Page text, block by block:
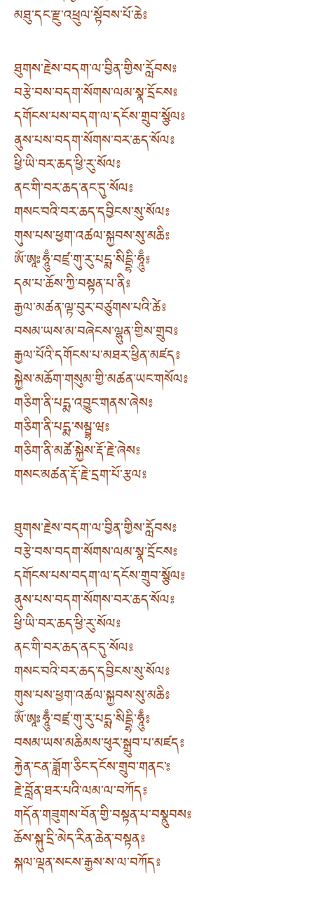
མཐུ་དང་རྫུ་འཕྲུལ་སྟོབས་པོ་ཆེ༔
ཐུགས་རྗེས་བདག་ལ་བྱིན་གྱིས་རློབས༔
བརྩེ་བས་བདག་སོགས་ལམ་སྣ་དྲོངས༔
དགོངས་པས་བདག་ལ་དངོས་གྲུབ་སྩོལ༔
ནུས་པས་བདག་སོགས་བར་ཆད་སོལ༔
ཕྱི་ཡི་བར་ཆད་ཕྱི་རུ་སོལ༔
ནང་གི་བར་ཆད་ནང་དུ་སོལ༔
གསང་བའི་བར་ཆད་དབྱིངས་སུ་སོལ༔
གུས་པས་ཕྱག་འཚལ་སྐྱབས་སུ་མཆི༔
ཨོཾ་ཨཱཿཧཱུྃ་བཛྲ་གུ་རུ་པདྨ་སིདྡྷི་ཧཱུྃ༔
དམ་པ་ཆོས་ཀྱི་བསྟན་པ་ནི༔
རྒྱལ་མཚན་ལྟ་བུར་བཙུགས་པའི་ཚེ༔
བསམ་ཡས་མ་བཞེངས་ལྷུན་གྱིས་གྲུབ༔
རྒྱལ་པོའི་དགོངས་པ་མཐར་ཕྱིན་མཛད༔
སྐྱེས་མཆོག་གསུམ་གྱི་མཚན་ཡང་གསོལ༔
གཅིག་ནི་པདྨ་འབྱུང་གནས་ཞེས༔
གཅིག་ནི་པདྨ་སམྦྷ་ཝ༔
གཅིག་ནི་མཚོ་སྐྱེས་རྡོ་རྗེ་ཞེས༔
གསང་མཚན་རྡོ་རྗེ་དྲག་པོ་རྩལ༔
ཐུགས་རྗེས་བདག་ལ་བྱིན་གྱིས་རློབས༔
བརྩེ་བས་བདག་སོགས་ལམ་སྣ་དྲོངས༔
དགོངས་པས་བདག་ལ་དངོས་གྲུབ་སྩོལ༔
ནུས་པས་བདག་སོགས་བར་ཆད་སོལ༔
ཕྱི་ཡི་བར་ཆད་ཕྱི་རུ་སོལ༔
ནང་གི་བར་ཆད་ནང་དུ་སོལ༔
གསང་བའི་བར་ཆད་དབྱིངས་སུ་སོལ༔
གུས་པས་ཕྱག་འཚལ་སྐྱབས་སུ་མཆི༔
ཨོཾ་ཨཱཿཧཱུྃ་བཛྲ་གུ་རུ་པདྨ་སིདྡྷི་ཧཱུྃ༔
བསམ་ཡས་མཆིམས་ཕུར་སྒྲུབ་པ་མཛད༔
རྐྱེན་ངན་ཟློག་ཅིང་དངོས་གྲུབ་གནང་༔
རྗེ་བློན་ཐར་པའི་ལམ་ལ་བཀོད༔
གདོན་གཟུགས་བོན་གྱི་བསྟན་པ་བསྣུབས༔
ཆོས་སྐུ་དྲི་མེད་རིན་ཆེན་བསྟན༔
སྐལ་ལྡན་སངས་རྒྱས་ས་ལ་བཀོད༔